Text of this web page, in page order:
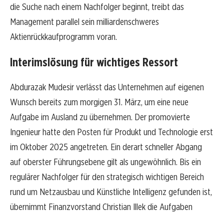
die Suche nach einem Nachfolger beginnt, treibt das
Management parallel sein milliardenschweres
Aktienrückkaufprogramm voran.
Interimslösung für wichtiges Ressort
Abdurazak Mudesir verlässt das Unternehmen auf eigenen
Wunsch bereits zum morgigen 31. März, um eine neue
Aufgabe im Ausland zu übernehmen. Der promovierte
Ingenieur hatte den Posten für Produkt und Technologie erst
im Oktober 2025 angetreten. Ein derart schneller Abgang
auf oberster Führungsebene gilt als ungewöhnlich. Bis ein
regulärer Nachfolger für den strategisch wichtigen Bereich
rund um Netzausbau und Künstliche Intelligenz gefunden ist,
übernimmt Finanzvorstand Christian Illek die Aufgaben